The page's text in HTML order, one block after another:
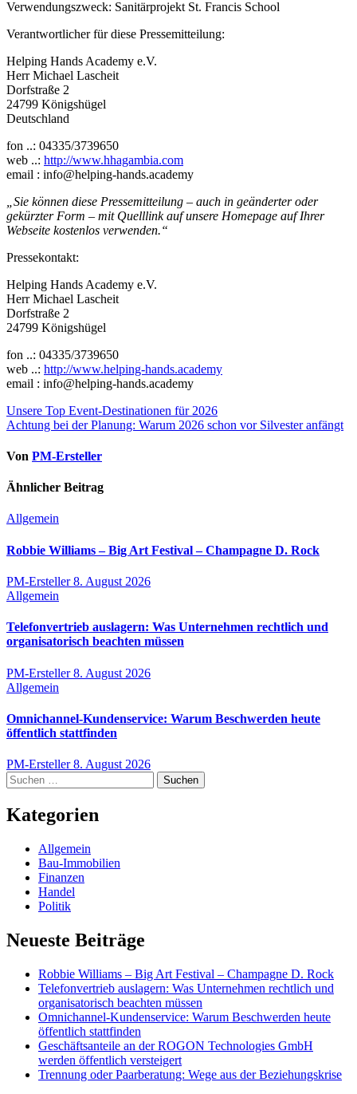
Verwendungszweck: Sanitärprojekt St. Francis School
Verantwortlicher für diese Pressemitteilung:
Helping Hands Academy e.V.
Herr Michael Lascheit
Dorfstraße 2
24799 Königshügel
Deutschland
fon ..: 04335/3739650
web ..: http://www.hhagambia.com
email : info@helping-hands.academy
„Sie können diese Pressemitteilung – auch in geänderter oder
gekürzter Form – mit Quelllink auf unsere Homepage auf Ihrer
Webseite kostenlos verwenden.“
Pressekontakt:
Helping Hands Academy e.V.
Herr Michael Lascheit
Dorfstraße 2
24799 Königshügel
fon ..: 04335/3739650
web ..: http://www.helping-hands.academy
email : info@helping-hands.academy
Beitragsnavigation
Unsere Top Event-Destinationen für 2026
Achtung bei der Planung: Warum 2026 schon vor Silvester anfängt
Von PM-Ersteller
Ähnlicher Beitrag
Allgemein
Robbie Williams – Big Art Festival – Champagne D. Rock
PM-Ersteller8. August 2026
Allgemein
Telefonvertrieb auslagern: Was Unternehmen rechtlich und
organisatorisch beachten müssen
PM-Ersteller8. August 2026
Allgemein
Omnichannel-Kundenservice: Warum Beschwerden heute
öffentlich stattfinden
PM-Ersteller8. August 2026
Suchen
nach:
Kategorien
Allgemein
Bau-Immobilien
Finanzen
Handel
Politik
Neueste Beiträge
Robbie Williams – Big Art Festival – Champagne D. Rock
Telefonvertrieb auslagern: Was Unternehmen rechtlich und
organisatorisch beachten müssen
Omnichannel-Kundenservice: Warum Beschwerden heute
öffentlich stattfinden
Geschäftsanteile an der ROGON Technologies GmbH
werden öffentlich versteigert
Trennung oder Paarberatung: Wege aus der Beziehungskrise